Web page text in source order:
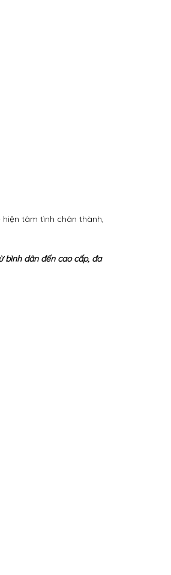
tâm tình chân thành,
dân đến cao cấp, đa